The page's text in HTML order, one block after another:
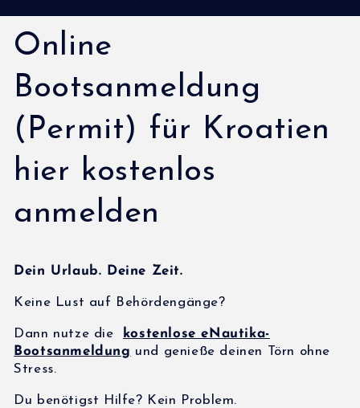
Online
Bootsanmeldung
(Permit) für Kroatien
hier kostenlos
anmelden
Dein Urlaub. Deine Zeit.
Keine Lust auf Behördengänge?
Dann nutze die
kostenlose eNautika-
Bootsanmeldung und genieße deinen Törn ohne
Stress.
Du benötigst Hilfe? Kein Problem.